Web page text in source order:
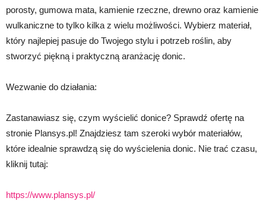
porosty, gumowa mata, kamienie rzeczne, drewno oraz kamienie
wulkaniczne to tylko kilka z wielu możliwości. Wybierz materiał,
który najlepiej pasuje do Twojego stylu i potrzeb roślin, aby
stworzyć piękną i praktyczną aranżację donic.
Wezwanie do działania:
Zastanawiasz się, czym wyścielić donice? Sprawdź ofertę na
stronie Plansys.pl! Znajdziesz tam szeroki wybór materiałów,
które idealnie sprawdzą się do wyścielenia donic. Nie trać czasu,
kliknij tutaj:
https://www.plansys.pl/